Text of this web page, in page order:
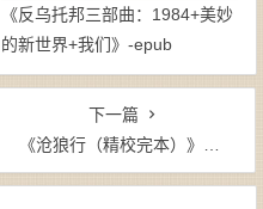
《反乌托邦三部曲：1984+美妙
的新世界+我们》-epub
下一篇
《沧狼行（精校完本）》指云笑天道（作者）-epub+mobi